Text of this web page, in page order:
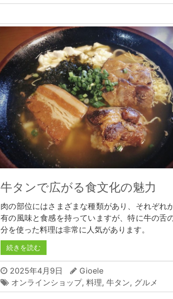
牛タンで広がる食文化の魅力
肉の部位にはさまざまな種類があり、それぞれ
有の風味と食感を持っていますが、特に牛の舌
分を使った料理は非常に人気があります。
続きを読む
2025年4月9日
Gioele
オンラインショップ,料理,牛タン, グルメ